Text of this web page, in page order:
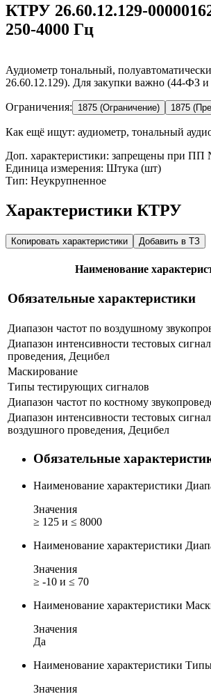
КТРУ 26.60.12.129-
250-4000 Гц
Аудиометр тональный,
26.60.12.129). Для закупки важно (44-ФЗ
Ограничения: 1875 (Ограничение) 1875
Как ещё ищут: аудиометр, тональный
Доп. характеристики: запрещены при ПП
Единица измерения: Штука (шт)
Тип: Неукрупненное
Характеристики КТРУ
Копировать характеристики Добавить в ТЗ
Наименование
Обязательные характеристики
Диапазон частот по воздушному
Диапазон интенсивности тестовых
проведения, Децибел
Маскирование
Типы тестирующих сигналов
Диапазон частот по костному
Диапазон интенсивности тестовых
воздушного проведения, Децибел
Обязательные
Наименование характеристики
Значения
≥ 125 и ≤ 8000
Наименование характеристики
Значения
≥ -10 и ≤ 70
Наименование характеристики
Значения
Да
Наименование характеристики
Значения